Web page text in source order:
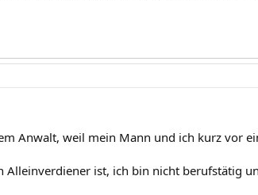
Anwalt, weil mein Mann und ich kurz vor
Alleinverdiener ist, ich bin nicht berufstätig